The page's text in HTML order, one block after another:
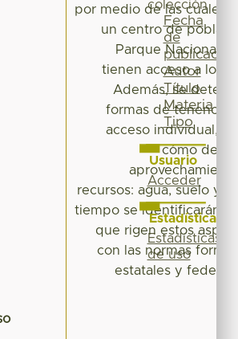
por medio de las cuales
un centro de
Parque Nacional
tienen acceso a los
Además, se
formas de tenencia
acceso individual,
cómo
recursos: agua, suelo y
tiempo se identificarán
que rigen estos
con las normas
estatales y
colección
Fecha
de
publicación
Autor
Título
Materia
Tipo
Usuario
Acceder
Estadísticas
Estadísticas
de uso